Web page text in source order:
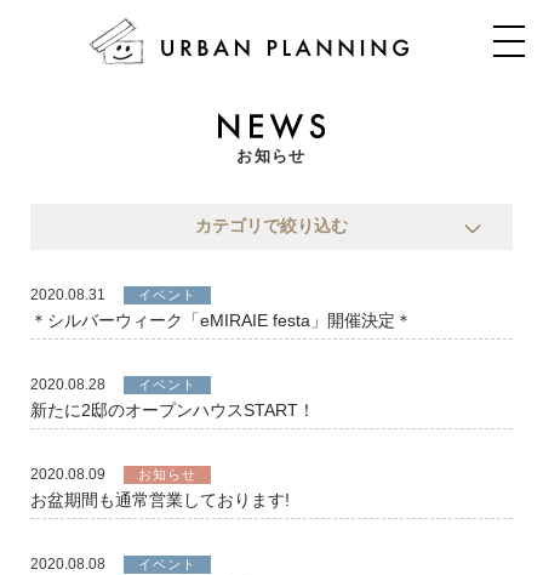
お知らせ
カテゴリで絞り込む
2020.08.31 イベント
＊シルバーウィーク「eMIRAIE festa」開催決定＊
2020.08.28 イベント
新たに2邸のオープンハウスSTART！
2020.08.09 お知らせ
お盆期間も通常営業しております!
2020.08.08 イベント